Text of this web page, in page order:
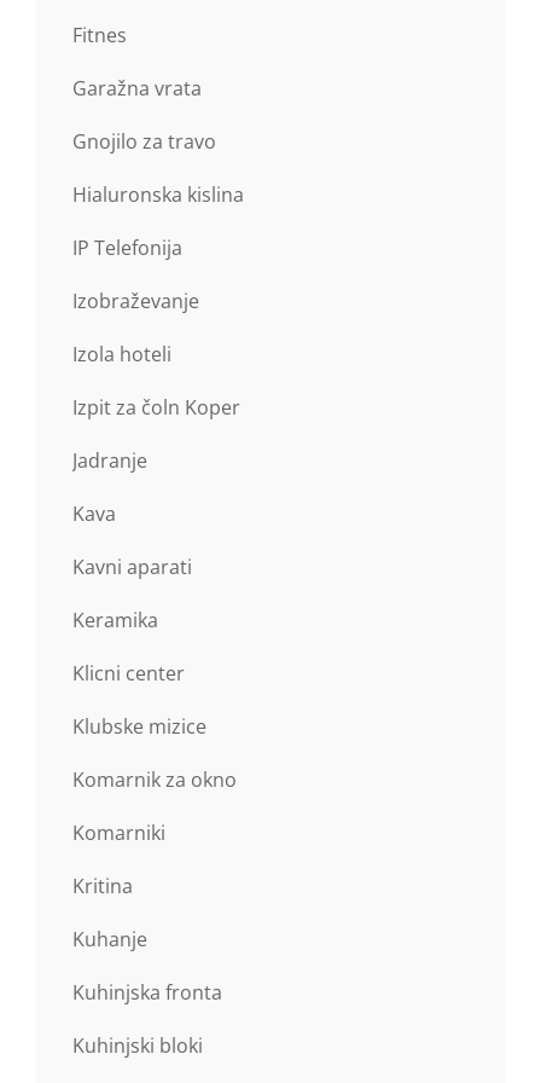
Fitnes
Garažna vrata
Gnojilo za travo
Hialuronska kislina
IP Telefonija
Izobraževanje
Izola hoteli
Izpit za čoln Koper
Jadranje
Kava
Kavni aparati
Keramika
Klicni center
Klubske mizice
Komarnik za okno
Komarniki
Kritina
Kuhanje
Kuhinjska fronta
Kuhinjski bloki